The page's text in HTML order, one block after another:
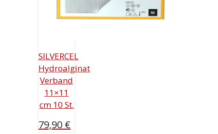
SILVERCEL
Hydroalginat
Verband
11×11
cm 10 St.
79,90 €